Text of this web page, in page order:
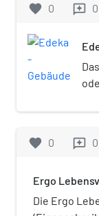
Online- und
favorite 0 reviews 0
favorite 0 reviews 0
Ergo
Die Ergo